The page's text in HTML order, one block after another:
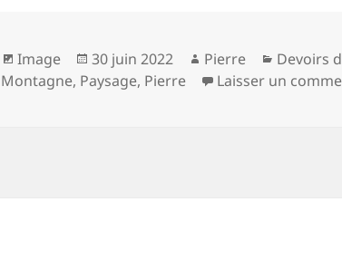
Format
Image
Publié
le
30 juin 2022 Auteur
Pierre Devoirs
Montagne, Paysage, Pierre Laisser un